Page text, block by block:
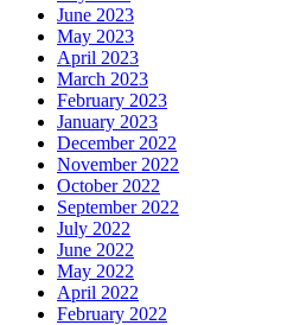
June 2023
May 2023
April 2023
March 2023
February 2023
January 2023
December 2022
November 2022
October 2022
September 2022
July 2022
June 2022
May 2022
April 2022
February 2022